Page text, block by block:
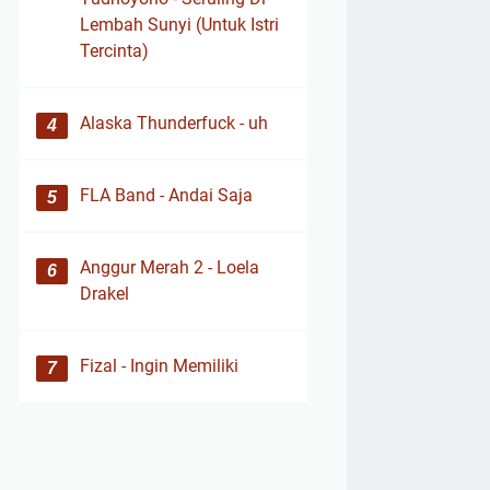
Lembah Sunyi (Untuk Istri
Tercinta)
Alaska Thunderfuck - uh
FLA Band - Andai Saja
Anggur Merah 2 - Loela
Drakel
Fizal - Ingin Memiliki